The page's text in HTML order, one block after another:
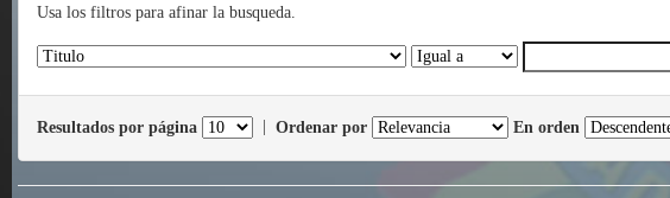
Usa los filtros para afinar la busqueda.
Resultados por página Ordenar por En orden